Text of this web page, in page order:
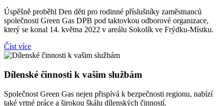
Úspěšně proběhl Den děti pro rodinné příslušníky zaměstnanců
společnosti Green Gas DPB pod taktovkou odborové organizace,
který se konal 14. května 2022 v areálu Sokolík ve Frýdku-Místku.
Číst více
Dílenské činnosti k vašim službám
Společnost Green Gas nejen přispívá k bezpečnosti regionu, nabízí
také vrtné práce a širokou škálu dílenských činností.